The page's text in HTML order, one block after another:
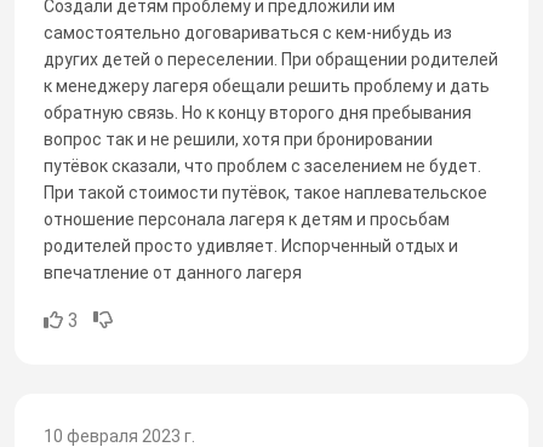
Создали детям проблему и предложили им
самостоятельно договариваться с кем-нибудь из
других детей о переселении. При обращении родителей
к менеджеру лагеря обещали решить проблему и дать
обратную связь. Но к концу второго дня пребывания
вопрос так и не решили, хотя при бронировании
путёвок сказали, что проблем с заселением не будет.
При такой стоимости путёвок, такое наплевательское
отношение персонала лагеря к детям и просьбам
родителей просто удивляет. Испорченный отдых и
впечатление от данного лагеря
3
10 февраля 2023 г.